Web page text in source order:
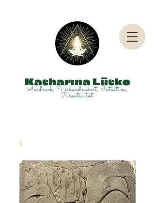
Katharina Lütke
Ausdruck, Verbundenheit, Intuition,
Kreativität